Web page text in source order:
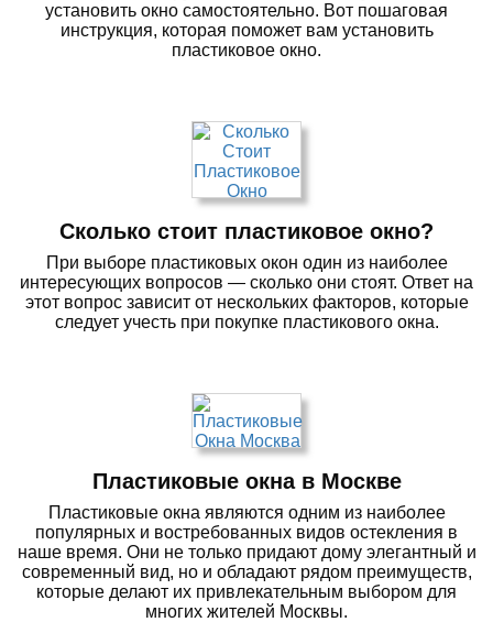
установить окно самостоятельно. Вот пошаговая
инструкция, которая поможет вам установить
пластиковое окно.
Сколько стоит пластиковое окно?
При выборе пластиковых окон один из наиболее
интересующих вопросов — сколько они стоят. Ответ на
этот вопрос зависит от нескольких факторов, которые
следует учесть при покупке пластикового окна.
Пластиковые окна в Москве
Пластиковые окна являются одним из наиболее
популярных и востребованных видов остекления в
наше время. Они не только придают дому элегантный и
современный вид, но и обладают рядом преимуществ,
которые делают их привлекательным выбором для
многих жителей Москвы.